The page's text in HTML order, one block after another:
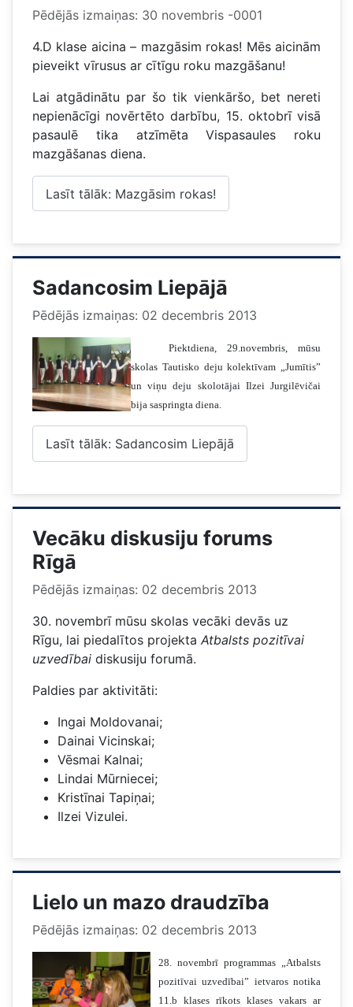
Pēdējās izmaiņas: 30 novembris -0001
4.D klase aicina – mazgāsim rokas! Mēs aicinām
pieveikt vīrusus ar cītīgu roku mazgāšanu!
Lai atgādinātu par šo tik vienkāršo, bet nereti
nepienācīgi novērtēto darbību, 15. oktobrī visā
pasaulē tika atzīmēta Vispasaules roku
mazgāšanas diena.
Lasīt tālāk: Mazgāsim rokas!
Sadancosim Liepājā
Pēdējās izmaiņas: 02 decembris 2013
Piektdiena, 29.novembris, mūsu
skolas Tautisko deju kolektīvam „Jumītis”
un viņu deju skolotājai Ilzei Jurgilēvičai
bija saspringta diena.
Lasīt tālāk: Sadancosim Liepājā
Vecāku diskusiju forums
Rīgā
Pēdējās izmaiņas: 02 decembris 2013
30. novembrī mūsu skolas vecāki devās uz
Rīgu, lai piedalītos projekta Atbalsts pozitīvai
uzvedībai diskusiju forumā.
Paldies par aktivitāti:
Ingai Moldovanai;
Dainai Vicinskai;
Vēsmai Kalnai;
Lindai Mūrniecei;
Kristīnai Tapiņai;
Ilzei Vizulei.
Lielo un mazo draudzība
Pēdējās izmaiņas: 02 decembris 2013
28. novembrī programmas „Atbalsts
pozitīvai uzvedībai” ietvaros notika
11.b klases rīkots klases vakars ar